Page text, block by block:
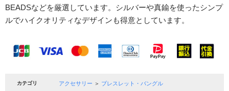
BEADSなどを厳選しています。シルバーや真鍮を使ったシンプ
ルでハイクオリティなデザインも得意としています。
カテゴリ アクセサリー ＞ ブレスレット・バングル